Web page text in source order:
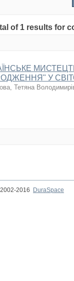
of 1 results for
У
Тетяна
2016
DuraSpace